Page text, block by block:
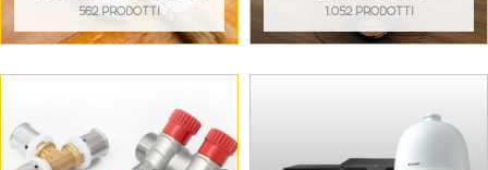
562 PRODOTTI 1.052 PRODOTTI